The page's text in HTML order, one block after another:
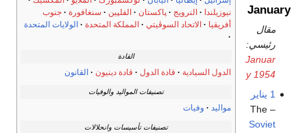
نيوزيلندا
النرويج پاكستان الفلپين سنغافورة
جنوب
أفريقيا
الاتحاد السوڤيتي المملكة المتحدة الولايات المتحدة
القادة
الدول السيادية قادة الدول قادة دينيون القانون
تصنيفات المواليد والوفيات
مواليد وفيات
تصنيفات تأسيسات وانحلالات
January
مقال
رئيسي:
Januar
y 1954
1 يناير
– The
Soviet